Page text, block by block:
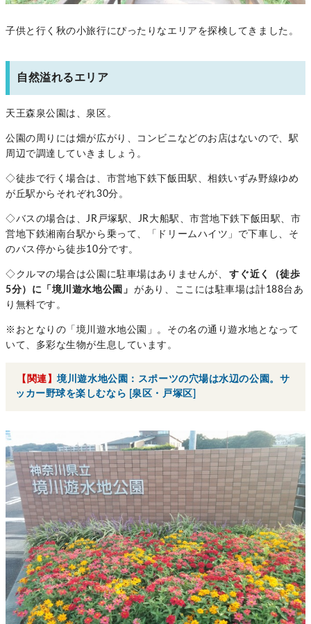
子供と行く秋の小旅行にぴったりなエリアを探検してきました。
自然溢れるエリア
天王森泉公園は、泉区。
公園の周りには畑が広がり、コンビニなどのお店はないので、駅
周辺で調達していきましょう。
◇徒歩で行く場合は、市営地下鉄下飯田駅、相鉄いずみ野線ゆめ
が丘駅からそれぞれ30分。
◇バスの場合は、JR戸塚駅、JR大船駅、市営地下鉄下飯田駅、市
営地下鉄湘南台駅から乗って、「ドリームハイツ」で下車し、そ
のバス停から徒歩10分です。
◇クルマの場合は公園に駐車場はありませんが、
すぐ近く（徒歩
5分）に「境川遊水地公園」
があり、ここには駐車場は計188台あ
り無料です。
※おとなりの「境川遊水地公園」。その名の通り遊水地となって
いて、多彩な生物が生息しています。
【関連】境川遊水地公園：スポーツの穴場は水辺の公園。サ
ッカー野球を楽しむなら [泉区・戸塚区]